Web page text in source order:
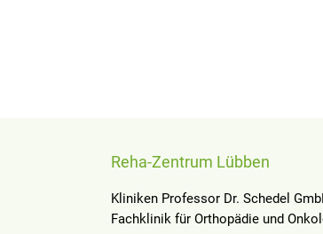
Reha-Zentrum Lübben
Kliniken Professor Dr. Schedel
Fachklinik für Orthopädie und